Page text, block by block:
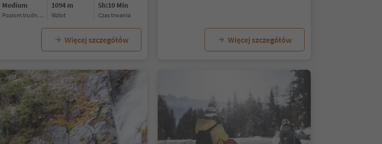
Medium
Poziom trudności
1094 m
Wzlot
5h:10 Min
czas trwania
Więcej szczegółów Więcej szczegółów